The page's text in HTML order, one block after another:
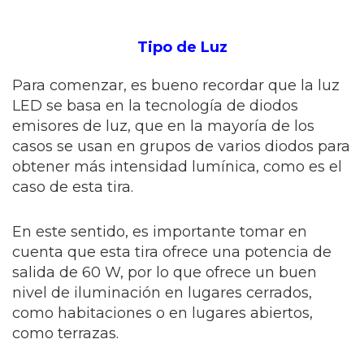
Tipo de Luz
Para comenzar, es bueno recordar que la luz
LED se basa en la tecnología de diodos
emisores de luz, que en la mayoría de los
casos se usan en grupos de varios diodos para
obtener más intensidad lumínica, como es el
caso de esta tira.
En este sentido, es importante tomar en
cuenta que esta tira ofrece una potencia de
salida de 60 W, por lo que ofrece un buen
nivel de iluminación en lugares cerrados,
como habitaciones o en lugares abiertos,
como terrazas.